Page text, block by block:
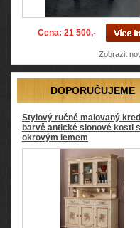
Cena: 21 500,-
Zobrazit
DOPORUČUJEME
Stylový ručně malovaný
barvě antické slonové kosti s
okrovým lemem